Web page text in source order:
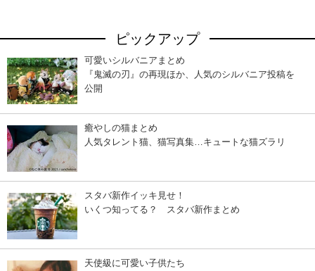
ピックアップ
可愛いシルバニアまとめ
『鬼滅の刃』の再現ほか、人気のシルバニア投稿を
公開
癒やしの猫まとめ
人気タレント猫、猫写真集…キュートな猫ズラリ
スタバ新作イッキ見せ！
いくつ知ってる？ スタバ新作まとめ
天使級に可愛い子供たち